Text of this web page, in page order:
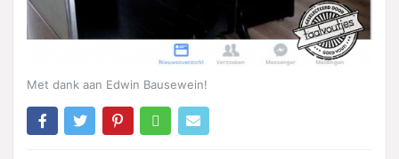
Met dank aan Edwin Bausewein!